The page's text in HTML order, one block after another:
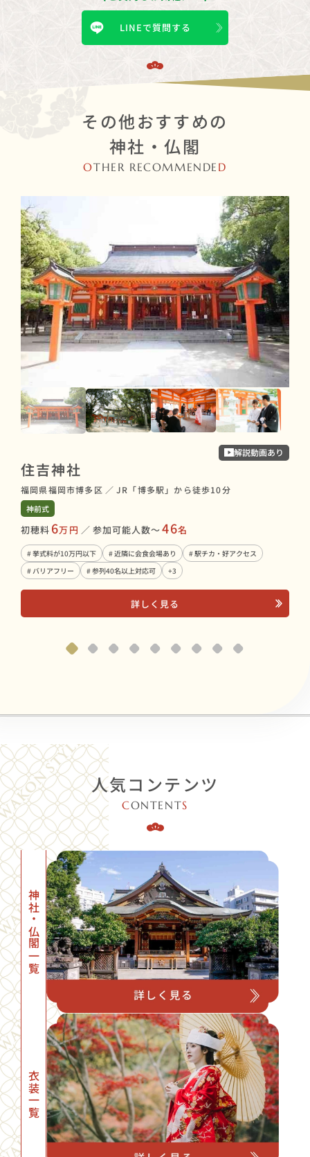
LINEで質問する
その他おすすめの
神社・仏閣
OTHER RECOMMENDE D
解説動画あり
住吉神社
福岡県福岡市博多区 ／ JR「博多駅」から徒歩10分
神前式
初穂料 6万円 ／ 参加可能人数〜46名
# 挙式料が10万円以下 # 近隣に会食会場あり
# 駅チカ・好アクセス
# バリアフリー
# 参列40名以上対応可 +3
詳しく見る
人気コンテンツ
CONTENTS
神社・仏閣一覧
衣装一覧